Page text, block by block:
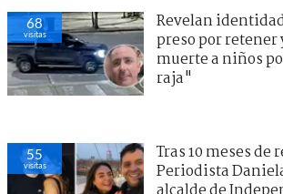
68
visitas
Revelan
preso por retener
muerte a niños
raja"
55
visitas
Tras 10 meses de
Periodista